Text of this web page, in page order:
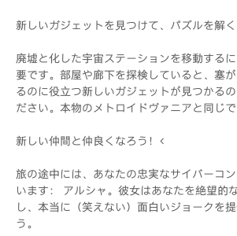
新しいガジェットを見つけて、パズルを解く
廃墟と化した宇宙ステーションを移動する
要です。部屋や廊下を探検していると、塞
るのに役立つ新しいガジェットが見つかる
ださい。本物のメトロイドヴァニアと同じで
新しい仲間と仲良くなろう！<
旅の途中には、あなたの忠実なサイバーコ
います： アルシャ。彼女はあなたを絶望的
し、本当に（笑えない）面白いジョークを
う。